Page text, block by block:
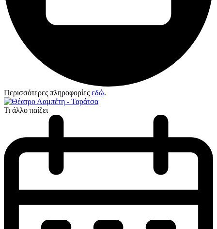
Περισσότερες πληροφορίες εδώ.
Τι άλλο παίζει